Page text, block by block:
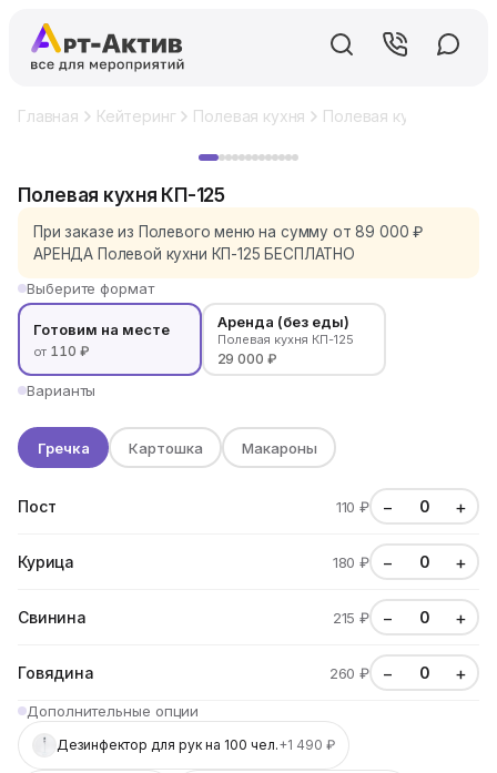
Главная Кейтеринг Полевая кухня Полевая кухня КП-125
Полевая кухня КП-125
При заказе из Полевого меню на сумму от 89 000 ₽
АРЕНДА Полевой кухни КП-125 БЕСПЛАТНО
Выберите формат
Готовим на месте
от 110 ₽
Аренда (без еды)
Полевая кухня КП-125
29 000 ₽
Варианты
Гречка Картошка Макароны
Пост 110 ₽ − +
Курица 180 ₽ − +
Свинина 215 ₽ − +
Говядина 260 ₽ − +
Дополнительные опции
Дезинфектор для рук на 100 чел.+1 490 ₽